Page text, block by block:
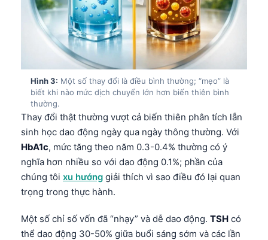
Hình 3: Một số thay đổi là điều bình thường; “mẹo” là
biết khi nào mức dịch chuyển lớn hơn biến thiên bình
thường.
Thay đổi thật thường vượt cả biến thiên phân tích lẫn
sinh học dao động ngày qua ngày thông thường. Với
HbA1c, mức tăng theo năm 0.3-0.4% thường có ý
nghĩa hơn nhiều so với dao động 0.1%; phần của
chúng tôi xu hướng giải thích vì sao điều đó lại quan
trọng trong thực hành.
Một số chỉ số vốn đã “nhạy” và dễ dao động. TSH có
thể dao động 30-50% giữa buổi sáng sớm và các lần